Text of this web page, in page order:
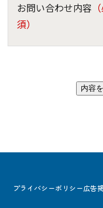
お問い合わせ内容
須）
プライバシーポリシー広告